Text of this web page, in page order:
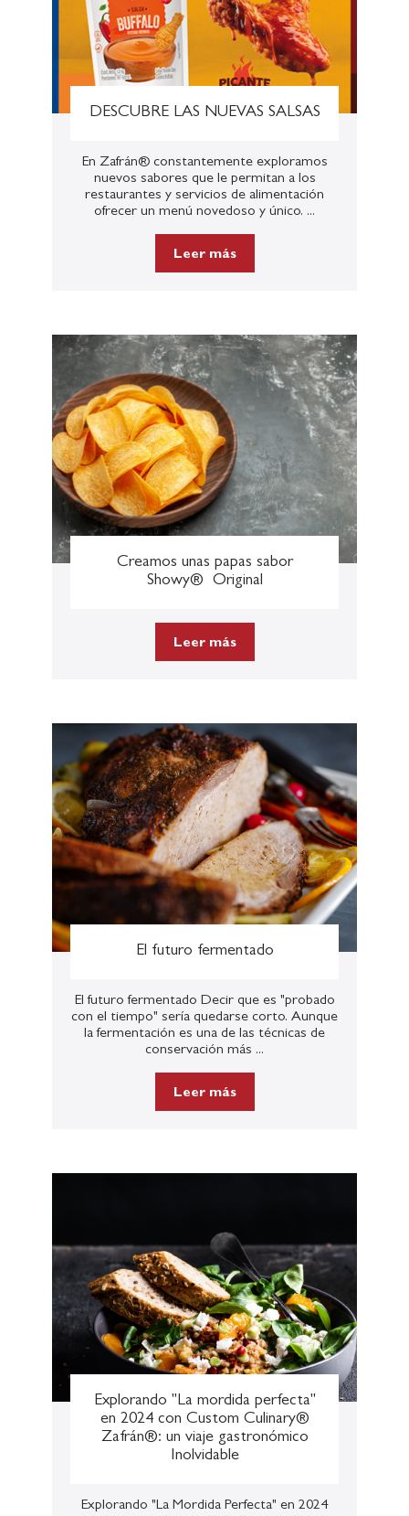
DESCUBRE LAS NUEVAS SALSAS
En Zafrán® constantemente exploramos
nuevos sabores que le permitan a los
restaurantes y servicios de alimentación
ofrecer un menú novedoso y único. ...
Leer más
Creamos unas papas sabor
Showy® Original
Leer más
El futuro fermentado
El futuro fermentado Decir que es "probado
con el tiempo" sería quedarse corto. Aunque
la fermentación es una de las técnicas de
conservación más ...
Leer más
Explorando "La mordida perfecta"
en 2024 con Custom Culinary®
Zafrán®: un viaje gastronómico
Inolvidable
Explorando "La Mordida Perfecta" en 2024